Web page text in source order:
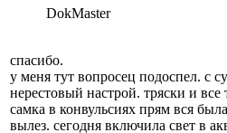
DokMaster
спасибо.
у меня тут вопросец подоспел. с
нерестовый настрой. тряски и все
самка в конвульсиях прям вся
вылез. сегодня включила свет в